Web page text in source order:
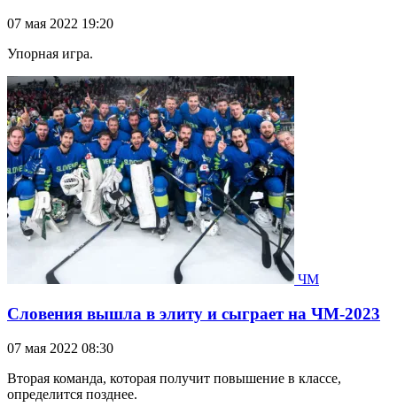
07 мая 2022 19:20
Упорная игра.
ЧМ
Словения вышла в элиту и сыграет на ЧМ-2023
07 мая 2022 08:30
Вторая команда, которая получит повышение в классе,
определится позднее.